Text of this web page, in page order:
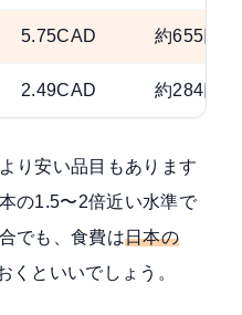
5.75CAD 約655円
2.49CAD 約284円
り安い品目もあります
の1.5〜2倍近い水準で
でも、食費は日本の
くといいでしょう。